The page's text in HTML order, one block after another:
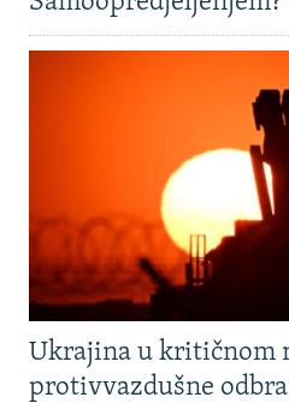
Ukrajina u kritičnom
protivvazdušne